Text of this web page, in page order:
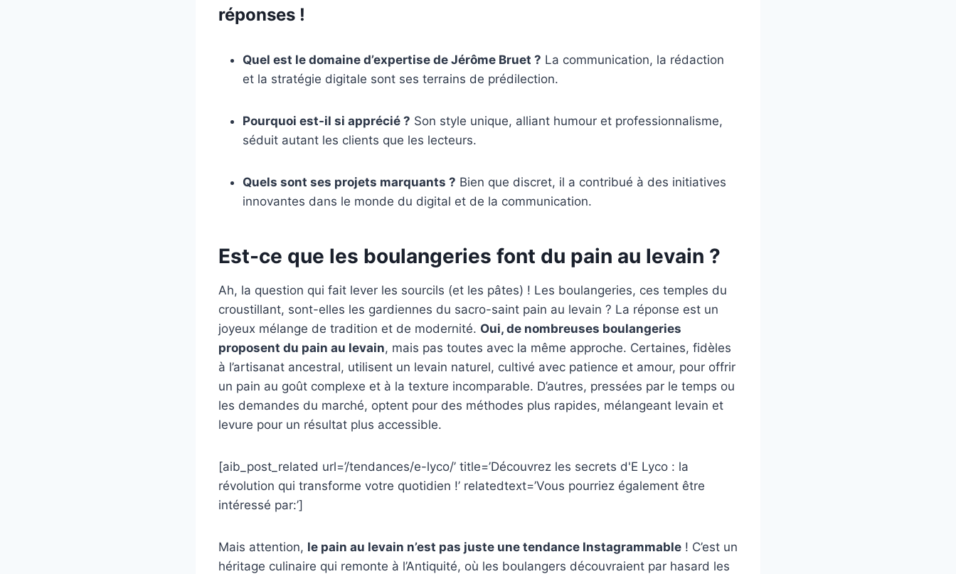
réponses !
Quel est le domaine d’expertise de Jérôme Bruet ? La communication, la rédaction
et la stratégie digitale sont ses terrains de prédilection.
Pourquoi est-il si apprécié ? Son style unique, alliant humour et professionnalisme,
séduit autant les clients que les lecteurs.
Quels sont ses projets marquants ? Bien que discret, il a contribué à des initiatives
innovantes dans le monde du digital et de la communication.
Est-ce que les boulangeries font du pain au levain ?
Ah, la question qui fait lever les sourcils (et les pâtes) ! Les boulangeries, ces temples du
croustillant, sont-elles les gardiennes du sacro-saint pain au levain ? La réponse est un
joyeux mélange de tradition et de modernité. Oui, de nombreuses boulangeries
proposent du pain au levain, mais pas toutes avec la même approche. Certaines, fidèles
à l’artisanat ancestral, utilisent un levain naturel, cultivé avec patience et amour, pour offrir
un pain au goût complexe et à la texture incomparable. D’autres, pressées par le temps ou
les demandes du marché, optent pour des méthodes plus rapides, mélangeant levain et
levure pour un résultat plus accessible.
[aib_post_related url=’/tendances/e-lyco/’ title=’Découvrez les secrets d'E Lyco : la
révolution qui transforme votre quotidien !’ relatedtext=’Vous pourriez également être
intéressé par:’]
Mais attention, le pain au levain n’est pas juste une tendance Instagrammable ! C’est un
héritage culinaire qui remonte à l’Antiquité, où les boulangers découvraient par hasard les